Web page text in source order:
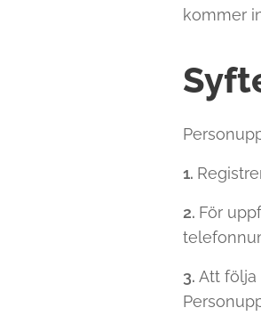
kommer
1.
2. För
3. Att följa